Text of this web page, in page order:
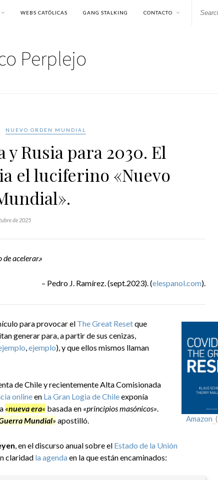
WEBS CATÓLICAS GANG STALKING CONTACTO
NUEVO ORDEN MUNDIAL
Rusia para 2030. El
el luciferino «Nuevo
de 2025
acelerar.»
– Pedro J. Ramírez. (sept.2023). (elespanol.com).
Amazon (
para provocar el The Great Resetque
generar para, a partir de sus cenizas,
,ejemplo), y que ellos mismos llaman
de Chile y recientemente Alta Comisionada
onlineen La Gran Logia de Chileexponía
«nueva era« basada en «principios masónicos».
Mundial» apostilló.
, en el discurso anual sobre el Estado de la Unión
claridad la agendaen la que están encaminados: